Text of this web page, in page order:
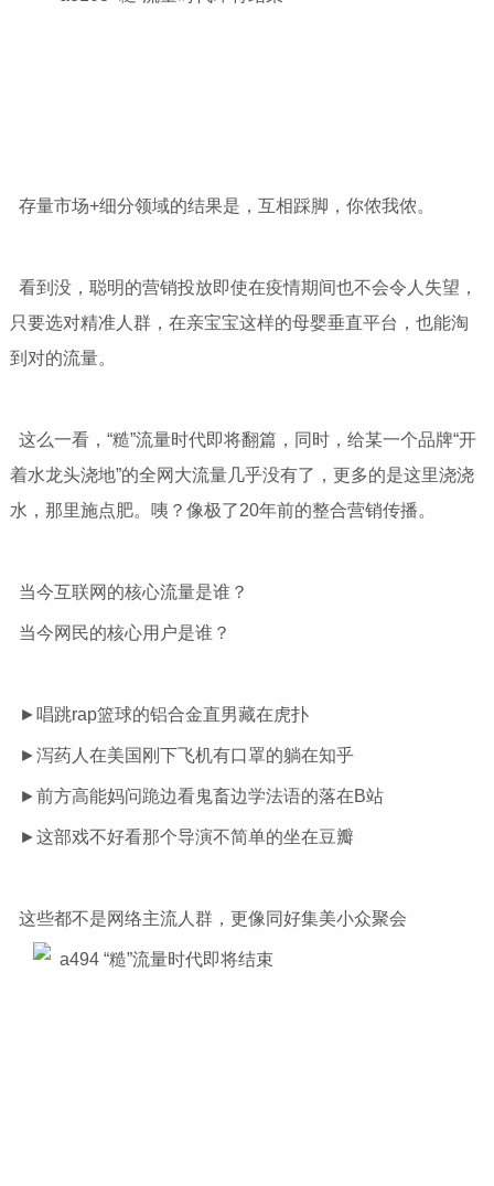
存量市场+细分领域的结果是，互相踩脚，你侬我侬。
看到没，聪明的营销投放即使在疫情期间也不会令人失望，
只要选对精准人群，在亲宝宝这样的母婴垂直平台，也能淘
到对的流量。
这么一看，“糙”流量时代即将翻篇，同时，给某一个品牌“开
着水龙头浇地”的全网大流量几乎没有了，更多的是这里浇浇
水，那里施点肥。咦？像极了20年前的整合营销传播。
当今互联网的核心流量是谁？
当今网民的核心用户是谁？
►唱跳rap篮球的铝合金直男藏在虎扑
►泻药人在美国刚下飞机有口罩的躺在知乎
►前方高能妈问跪边看鬼畜边学法语的落在B站
►这部戏不好看那个导演不简单的坐在豆瓣
这些都不是网络主流人群，更像同好集美小众聚会